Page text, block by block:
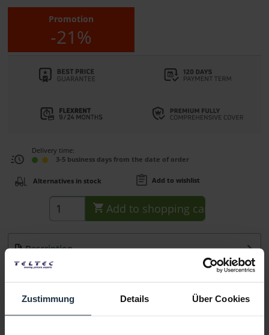
Zustimmung Details Über Cookies
Promotion
-21%
Delivery time:
3-5 business days from the date of order
Alternatives in stock Add to wishlist
Add to shopping cart
Description
Schnellwechsel-Akku-Platte, ohne Werkzeug montierbar.